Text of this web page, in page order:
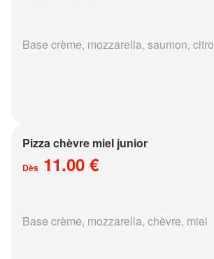
Base crème, mozzarella, saumon,
Pizza chèvre miel junior
Dès 11.00 €
Base crème, mozzarella, chèvre, miel